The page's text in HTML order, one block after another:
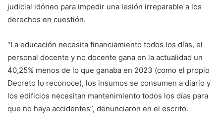
judicial idóneo para impedir una lesión irreparable a los
derechos en cuestión.
“La educación necesita financiamiento todos los días, el
personal docente y no docente gana en la actualidad un
40,25% menos de lo que ganaba en 2023 (como el propio
Decreto lo reconoce), los insumos se consumen a diario y
los edificios necesitan mantenimiento todos los días para
que no haya accidentes”, denunciaron en el escrito.